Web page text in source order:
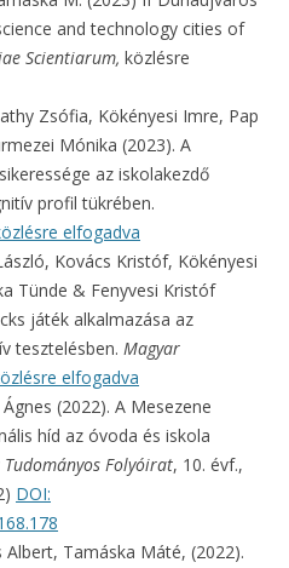
and technology cities of
Scientiarum, közlésre
Zsófia, Kökényesi Imre, Pap
Mónika (2023). A
az iskolakezdő
profil tükrében.
elfogadva
Kovács Kristóf, Kökényesi
Tünde & Fenyvesi Kristóf
játék alkalmazása az
tesztelésben. Magyar
elfogadva
(2022). A Mesezene
híd az óvoda és iskola
Tudományos Folyóirat, 10. évf.,
DOI:
Albert, Tamáska Máté, (2022).